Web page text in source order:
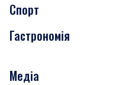
Завтра
Субота
Медицина
Краса
Спорт
Гастрономія
Рецепти
Медіа